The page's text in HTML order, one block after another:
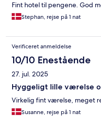
Fint hotel til pengene. God
Stephan, rejse på 1 nat
Verificeret anmeldelse
10/10 Enestående
27. jul. 2025
Hyggeligt lille værelse
Virkelig fint værelse, meget
Susanne, rejse på 1 nat